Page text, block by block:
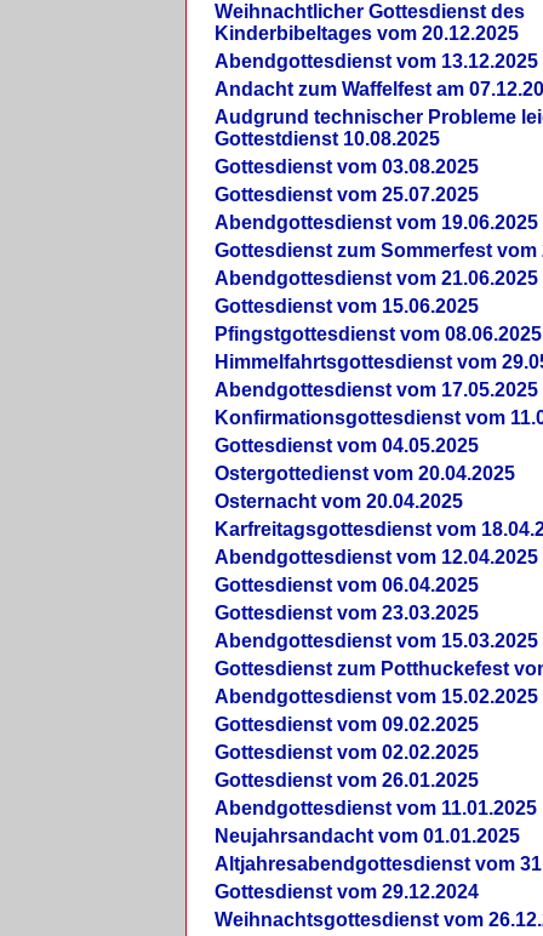
Weihnachtlicher Gottesdienst des
Kinderbibeltages vom 20.12.2025
Abendgottesdienst vom 13.12.2025
Andacht zum Waffelfest am
Audgrund technischer Probleme
Gottestdienst 10.08.2025
Gottesdienst vom 03.08.2025
Gottesdienst vom 25.07.2025
Abendgottesdienst vom 19.06.2025
Gottesdienst zum Sommerfest vom
Abendgottesdienst vom 21.06.2025
Gottesdienst vom 15.06.2025
Pfingstgottesdienst vom 08.06.2025
Himmelfahrtsgottesdienst vom
Abendgottesdienst vom 17.05.2025
Konfirmationsgottesdienst vom
Gottesdienst vom 04.05.2025
Ostergottedienst vom 20.04.2025
Osternacht vom 20.04.2025
Karfreitagsgottesdienst vom
Abendgottesdienst vom 12.04.2025
Gottesdienst vom 06.04.2025
Gottesdienst vom 23.03.2025
Abendgottesdienst vom 15.03.2025
Gottesdienst zum Potthuckefest
Abendgottesdienst vom 15.02.2025
Gottesdienst vom 09.02.2025
Gottesdienst vom 02.02.2025
Gottesdienst vom 26.01.2025
Abendgottesdienst vom 11.01.2025
Neujahrsandacht vom 01.01.2025
Altjahresabendgottesdienst vom
Gottesdienst vom 29.12.2024
Weihnachtsgottesdienst vom